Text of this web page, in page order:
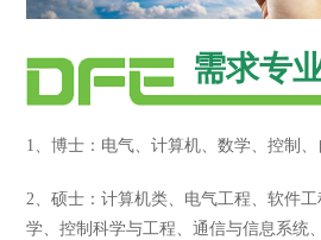
需求专
1、博士：电气、计算机、数学、控制、
2、硕士：计算机类、电气工程、软件
学、控制科学与工程、通信与信息系统